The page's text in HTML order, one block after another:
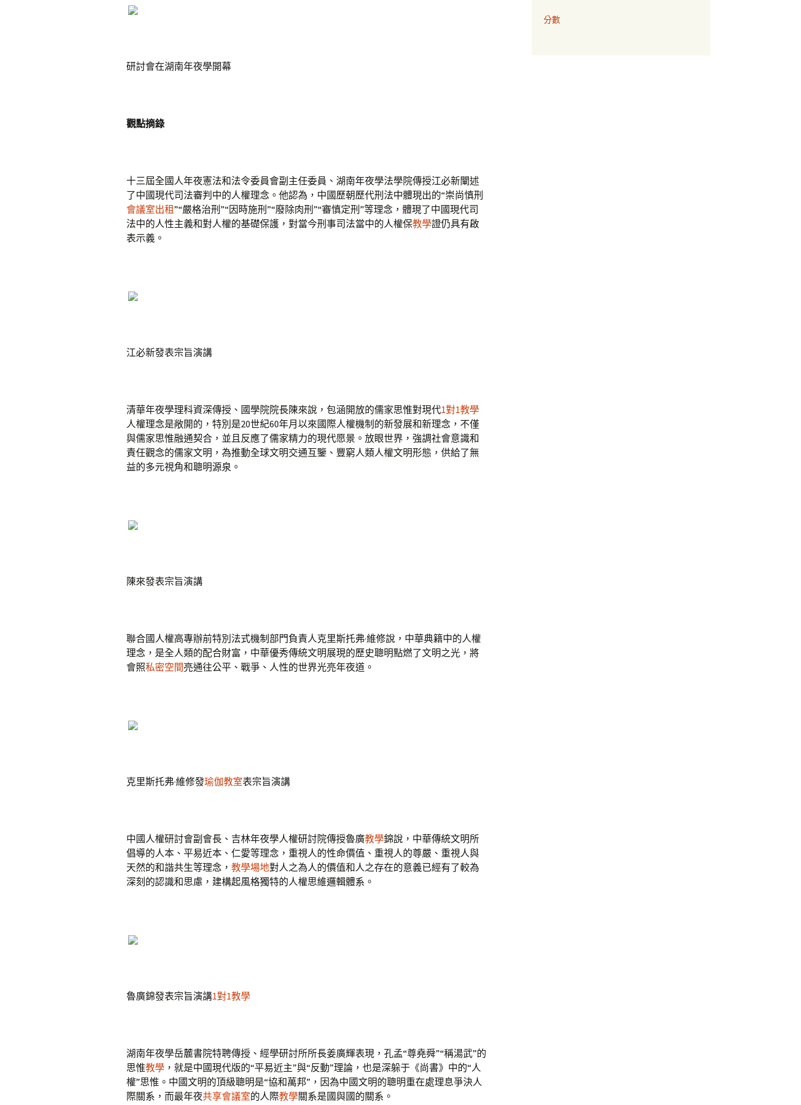
研討會在湖南年夜學開幕
觀點摘錄
十三屆全國人年夜憲法和法令委員會副主任委員、湖南年夜學法學院傳授江必新闡述
了中國現代司法審判中的人權理念。他認為，中國歷朝歷代刑法中體現出的“崇尚慎刑
會議室出租”“嚴格治刑”“因時施刑”“廢除肉刑”“審慎定刑”等理念，體現了中國現代司
法中的人性主義和對人權的基礎保護，對當今刑事司法當中的人權保教學證仍具有啟
表示義。
江必新發表宗旨演講
清華年夜學理科資深傳授、國學院院長陳來說，包涵開放的儒家思惟對現代1對1教學
人權理念是敞開的，特別是20世紀60年月以來國際人權機制的新發展和新理念，不僅
與儒家思惟融通契合，並且反應了儒家精力的現代愿景。放眼世界，強調社會意識和
責任觀念的儒家文明，為推動全球文明交通互鑒、豐窮人類人權文明形態，供給了無
益的多元視角和聰明源泉。
陳來發表宗旨演講
聯合國人權高專辦前特別法式機制部門負責人克里斯托弗·維修說，中華典籍中的人權
理念，是全人類的配合財富，中華優秀傳統文明展現的歷史聰明點燃了文明之光，將
會照私密空間亮通往公平、戰爭、人性的世界光亮年夜道。
克里斯托弗·維修發瑜伽教室表宗旨演講
中國人權研討會副會長、吉林年夜學人權研討院傳授魯廣教學錦說，中華傳統文明所
倡導的人本、平易近本、仁愛等理念，重視人的性命價值、重視人的尊嚴、重視人與
天然的和諧共生等理念， 教學場地對人之為人的價值和人之存在的意義已經有了較為
深刻的認識和思慮，建構起風格獨特的人權思維邏輯體系。
魯廣錦發表宗旨演講1對1教學
湖南年夜學岳麓書院特聘傳授、經學研討所所長姜廣輝表現，孔孟“尊堯舜”“稱湯武”的
思惟教學 ，就是中國現代版的“平易近主”與“反動”理論，也是深躲于《尚書》中的“人
權”思惟。中國文明的頂級聰明是“協和萬邦”，因為中國文明的聰明重在處理息爭決人
際關系，而最年夜共享會議室的人際教學關系是國與國的關系。
分數